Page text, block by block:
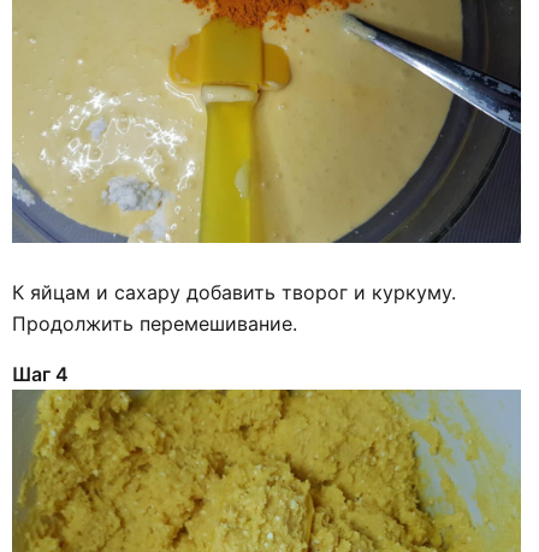
К яйцам и сахару добавить творог и куркуму.
Продолжить перемешивание.
Шаг 4